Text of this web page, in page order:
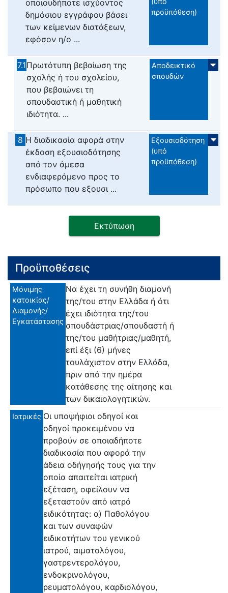
οποιουδήποτε ισχύοντος
δημόσιου εγγράφου βάσει
των κείμενων διατάξεων,
εφόσον η/ο ...
προϋπόθεση)
7.1Πρωτότυπη βεβαίωση της
σχολής ή του σχολείου,
που βεβαιώνει τη
σπουδαστική ή μαθητική
ιδιότητα. ...
Αποδεικτικό
σπουδών
8 Η διαδικασία αφορά στην
έκδοση εξουσιοδότησης
από τον άμεσα
ενδιαφερόμενο προς το
πρόσωπο που εξουσι ...
Εξουσιοδότηση
(υπό
προϋπόθεση)
Εκτύπωση
Προϋποθέσεις
Μόνιμης
κατοικίας/
Διαμονής/
Εγκατάστασης
Να έχει τη συνήθη διαμονή
της/του στην Ελλάδα ή ότι
έχει ιδιότητα της/του
σπουδάστριας/σπουδαστή ή
της/του μαθήτριας/μαθητή,
επί έξι (6) μήνες
τουλάχιστον στην Ελλάδα,
πριν από την ημέρα
κατάθεσης της αίτησης και
των δικαιολογητικών.
Ιατρικές Οι υποψήφιοι οδηγοί και
οδηγοί προκειμένου να
προβούν σε οποιαδήποτε
διαδικασία που αφορά την
άδεια οδήγησής τους για την
οποία απαιτείται ιατρική
εξέταση, οφείλουν να
εξεταστούν από ιατρό
ειδικότητας: α) Παθολόγου
και των συναφών
ειδικοτήτων του γενικού
ιατρού, αιματολόγου,
γαστρεντερολόγου,
ενδοκρινολόγου,
ρευματολόγου, καρδιολόγου,